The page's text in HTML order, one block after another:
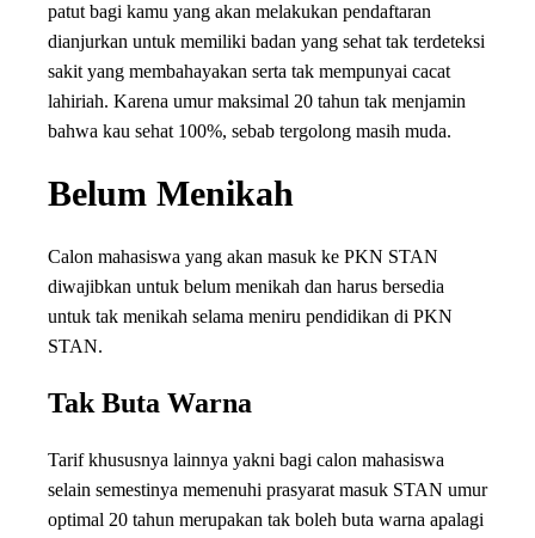
patut bagi kamu yang akan melakukan pendaftaran
dianjurkan untuk memiliki badan yang sehat tak terdeteksi
sakit yang membahayakan serta tak mempunyai cacat
lahiriah. Karena umur maksimal 20 tahun tak menjamin
bahwa kau sehat 100%, sebab tergolong masih muda.
Belum Menikah
Calon mahasiswa yang akan masuk ke PKN STAN
diwajibkan untuk belum menikah dan harus bersedia
untuk tak menikah selama meniru pendidikan di PKN
STAN.
Tak Buta Warna
Tarif khususnya lainnya yakni bagi calon mahasiswa
selain semestinya memenuhi prasyarat masuk STAN umur
optimal 20 tahun merupakan tak boleh buta warna apalagi